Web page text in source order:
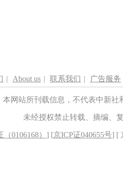
| About us | 联系我们 | 广告服务
本网站所刊载信息，不代表中新
未经授权禁止转载、摘编、
0106168） ] [京ICP证040655号] [